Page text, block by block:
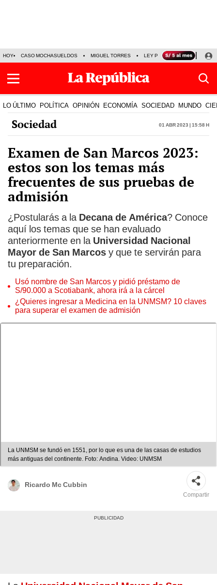
HOY CASO MOCHASUELDOS MIGUEL TORRES LEY PULPÍN PRECIO DEL
LO ÚLTIMO POLÍTICA OPINIÓN ECONOMÍA SOCIEDAD MUNDO
Sociedad 01 Abr 2023 | 15:58 h
Examen de San Marcos 2023:
estos son los temas más
frecuentes de sus pruebas de
admisión
¿Postularás a la Decana de América? Conoce
aquí los temas que se han evaluado
anteriormente en la Universidad Nacional
Mayor de San Marcos y que te servirán para
tu preparación.
Usó nombre de San Marcos y pidió préstamo de
S/90.000 a Scotiabank, ahora irá a la cárcel
¿Quieres ingresar a Medicina en la UNMSM? 10 claves
para superar el examen de admisión
La UNMSM se fundó en 1551, por lo que es una de las casas de estudios
más antiguas del continente. Foto: Andina. Video: UNMSM
Ricardo Mc Cubbin
Compartir